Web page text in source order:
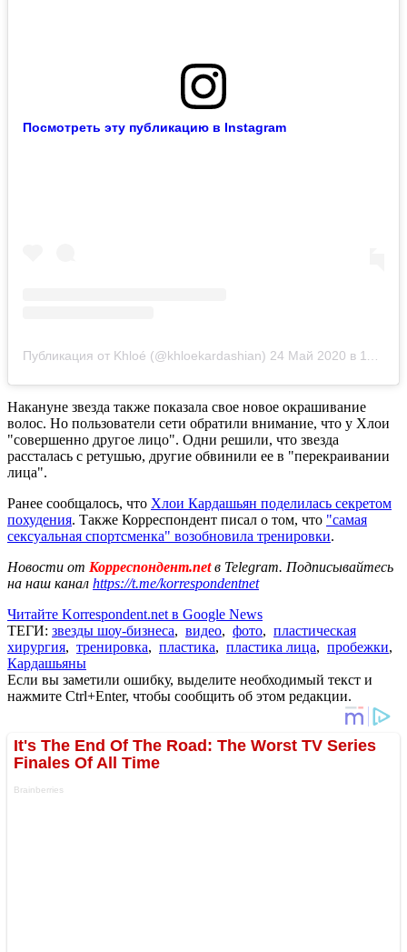
Посмотреть эту публикацию в Instagram
Публикация от Khloé (@khloekardashian) 24 Май 2020 в 11:34 PDT
Накануне звезда также показала свое новое окрашивание
волос. Но пользователи сети обратили внимание, что у Хлои
"совершенно другое лицо". Одни решили, что звезда
рассталась с ретушью, другие обвинили ее в "перекраивании
лица".
Ранее сообщалось, что Хлои Кардашьян поделилась секретом
похудения. Также Корреспондент писал о том, что "самая
сексуальная спортсменка" возобновила тренировки.
Новости от Корреспондент.netв Telegram. Подписывайтесь
на наш канал https://t.me/korrespondentnet
Читайте Korrespondent.net в Google News
ТЕГИ: звезды шоу-бизнеса, видео, фото, пластическая
хирургия, тренировка, пластика, пластика лица, пробежки,
Кардашьяны
Если вы заметили ошибку, выделите необходимый текст и
нажмите Ctrl+Enter, чтобы сообщить об этом редакции.